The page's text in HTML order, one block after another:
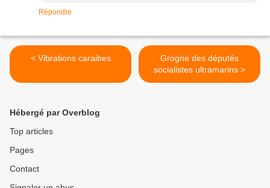
Répondre
< Vibrations caraibes
Grogne des députés
socialistes ultramarins >
Hébergé par Overblog
Top articles
Pages
Contact